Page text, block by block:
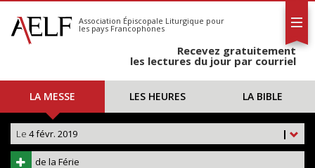
S'abonner
Calendrier
Association Épiscopale Liturgique pour
les pays Francophones
Recevez gratuitement
les lectures du jour par courriel
LA MESSE LES HEURES LA BIBLE
|
Le 4 févr. 2019
de la Férie